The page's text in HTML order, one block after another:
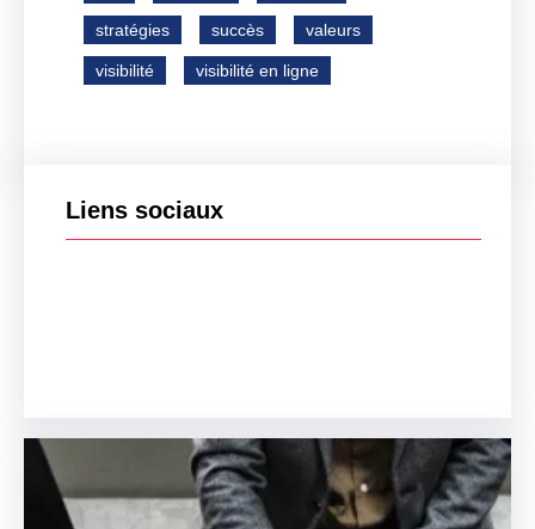
stratégies succès valeurs
visibilité visibilité en ligne
Liens sociaux